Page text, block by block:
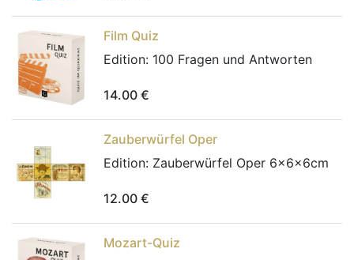
Film Quiz
Edition: 100 Fragen und Antworten
14.00 €
Zauberwürfel Oper
Edition: Zauberwürfel Oper 6x6x6cm
12.00 €
Mozart-Quiz